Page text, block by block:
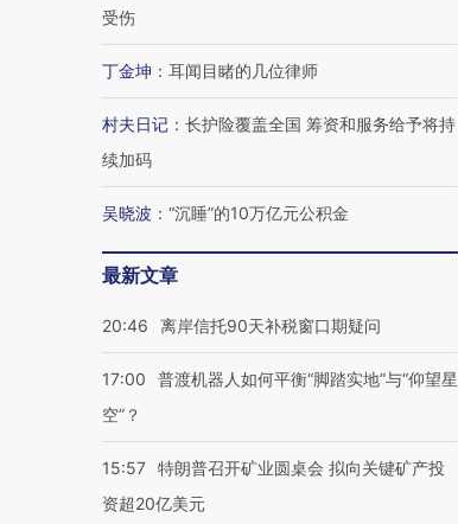
受伤
丁金坤 ： 耳闻目睹的几位律师
村夫日记 ： 长护险覆盖全国 筹资和服务给予将持
续加码
吴晓波 ： “沉睡”的10万亿元公积金
最新文章
20:46 离岸信托90天补税窗口期疑问
17:00
普渡机器人如何平衡“脚踏实地”与“仰望星
空”？
15:57 特朗普召开矿业圆桌会 拟向关键矿产投
资超20亿美元